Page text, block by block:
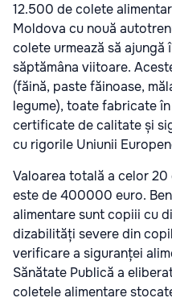
12.500 de colete
Moldova cu nouă
colete urmează să ajungă
săptămâna viitoare.
(făină, paste făinoase,
legume), toate fabricate
certificate de calitate și
cu rigorile Uniunii
Valoarea totală a celor
este de 400000 euro.
alimentare sunt copiii cu
dizabilități severe din
verificare a siguranței
Sănătate Publică a
coletele alimentare